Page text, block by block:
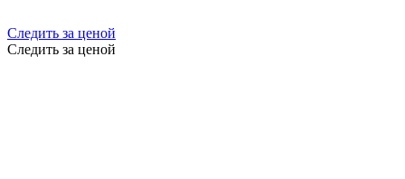
Следить за ценой
Следить за ценой